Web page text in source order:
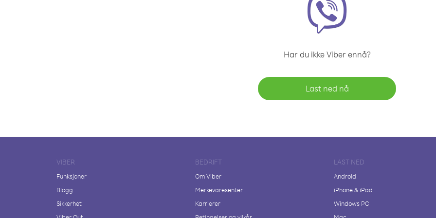
Har du ikke Viber ennå?
Last ned nå
VIBER
Funksjoner
Blogg
Sikkerhet
BEDRIFT
Om Viber
Merkevaresenter
Karrierer
LAST NED
Android
iPhone & iPad
Windows PC